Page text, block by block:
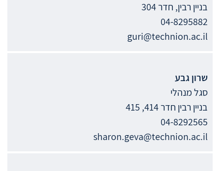
בניין רבין, חדר 304
04-8295882
guri@technion.ac.il
שרון גבע
סגל מנהלי
בניין רבין חדר 414, 415
04-8292565
sharon.geva@technion.ac.il